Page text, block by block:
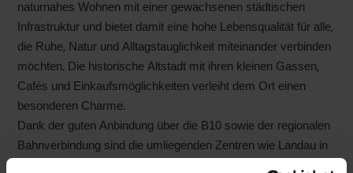
naturnahes Wohnen mit einer gewachsenen städtischen
Infrastruktur und bietet damit eine hohe Lebensqualität für alle,
die Ruhe, Natur und Alltagstauglichkeit miteinander verbinden
möchten. Die historische Altstadt mit ihren kleinen Gassen,
Cafés und Einkaufsmöglichkeiten verleiht dem Ort einen
besonderen Charme.
Dank der guten Anbindung über die B10 sowie der regionalen
Bahnverbindung sind die umliegenden Zentren wie Landau in